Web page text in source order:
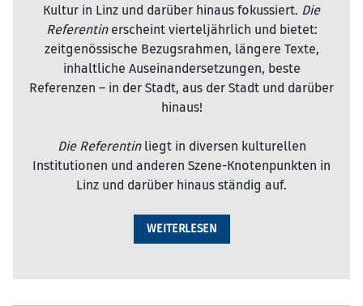
Kultur in Linz und darüber hinaus fokussiert. Die
Referentinerscheint vierteljährlich und bietet:
zeitgenössische Bezugsrahmen, längere Texte,
inhaltliche Auseinandersetzungen, beste
Referenzen – in der Stadt, aus der Stadt und darüber
hinaus!
Die Referentinliegt in diversen kulturellen
Institutionen und anderen Szene-Knotenpunkten in
Linz und darüber hinaus ständig auf.
WEITERLESEN